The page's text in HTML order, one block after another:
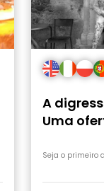
A
Uma
Seja o primeiro